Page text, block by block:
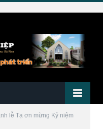
lễ Tạ ơn mừng Kỷ niệm